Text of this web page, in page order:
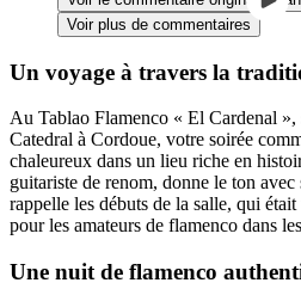
Voir plus de commentaires
Un voyage à travers la
Au Tablao Flamenco « El Cardenal
Catedral à Cordoue, votre soirée
chaleureux dans un lieu riche en
guitariste de renom, donne le ton avec
rappelle les débuts de la salle, qui
pour les amateurs de flamenco dans
Une nuit de flamenco